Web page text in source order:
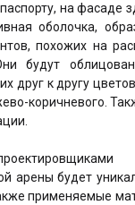
на фасаде
оболочка,
похожих на
будут
друг к другу
коричневого.
арены будет
применяемые